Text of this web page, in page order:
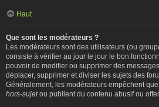
Haut
Que sont les modérateurs ?
Les modérateurs sont des utilisateurs (ou
consiste à vérifier au jour le jour le bon
pouvoir de modifier ou supprimer des
déplacer, supprimer et diviser les sujets des
Généralement, les modérateurs empêchent
hors-sujetou publient du contenu abusif ou